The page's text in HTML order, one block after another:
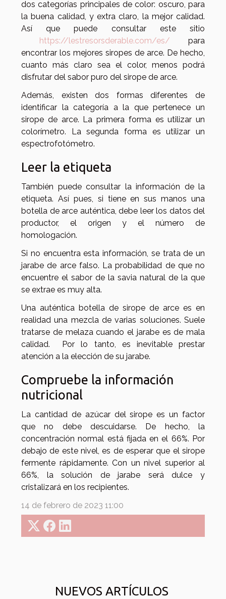
dos categorías principales de color: oscuro, para
la buena calidad, y extra claro, la mejor calidad.
Así que puede consultar este sitio
https://lestresorsderable.com/es/ para
encontrar los mejores siropes de arce. De hecho,
cuanto más claro sea el color, menos podrá
disfrutar del sabor puro del sirope de arce.
Además, existen dos formas diferentes de
identificar la categoría a la que pertenece un
sirope de arce. La primera forma es utilizar un
colorímetro. La segunda forma es utilizar un
espectrofotómetro.
Leer la etiqueta
También puede consultar la información de la
etiqueta. Así pues, si tiene en sus manos una
botella de arce auténtica, debe leer los datos del
productor, el origen y el número de
homologación.
Si no encuentra esta información, se trata de un
jarabe de arce falso. La probabilidad de que no
encuentre el sabor de la savia natural de la que
se extrae es muy alta.
Una auténtica botella de sirope de arce es en
realidad una mezcla de varias soluciones. Suele
tratarse de melaza cuando el jarabe es de mala
calidad. Por lo tanto, es inevitable prestar
atención a la elección de su jarabe.
Compruebe la información
nutricional
La cantidad de azúcar del sirope es un factor
que no debe descuidarse. De hecho, la
concentración normal está fijada en el 66%. Por
debajo de este nivel, es de esperar que el sirope
fermente rápidamente. Con un nivel superior al
66%, la solución de jarabe será dulce y
cristalizará en los recipientes.
14 de febrero de 2023 11:00
NUEVOS ARTÍCULOS